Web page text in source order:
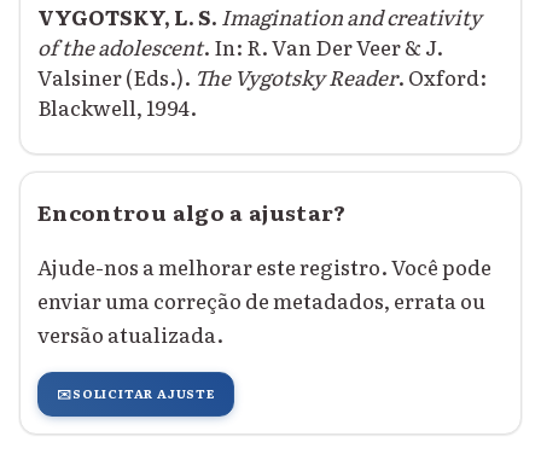
VYGOTSKY, L. S. Imagination and creativity
of the adolescent. In: R. Van Der Veer & J.
Valsiner (Eds.). The Vygotsky Reader. Oxford:
Blackwell, 1994.
Encontrou algo a ajustar?
Ajude-nos a melhorar este registro. Você pode
enviar uma correção de metadados, errata ou
versão atualizada.
✉️SOLICITAR AJUSTE